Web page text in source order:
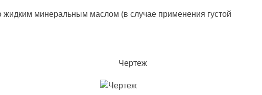
минеральным маслом (в случае применения густой
Чертеж